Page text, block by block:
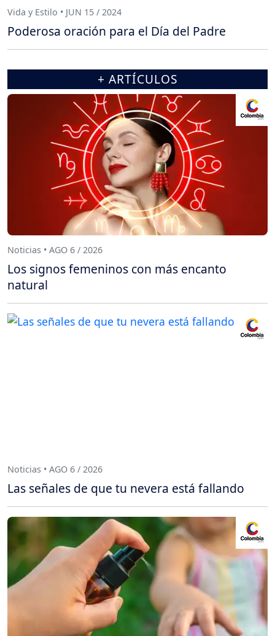
Vida y Estilo • JUN 15 / 2024
Poderosa oración para el Día del Padre
+ ARTÍCULOS
Noticias • AGO 6 / 2026
Los signos femeninos con más encanto
natural
Noticias • AGO 6 / 2026
Las señales de que tu nevera está fallando